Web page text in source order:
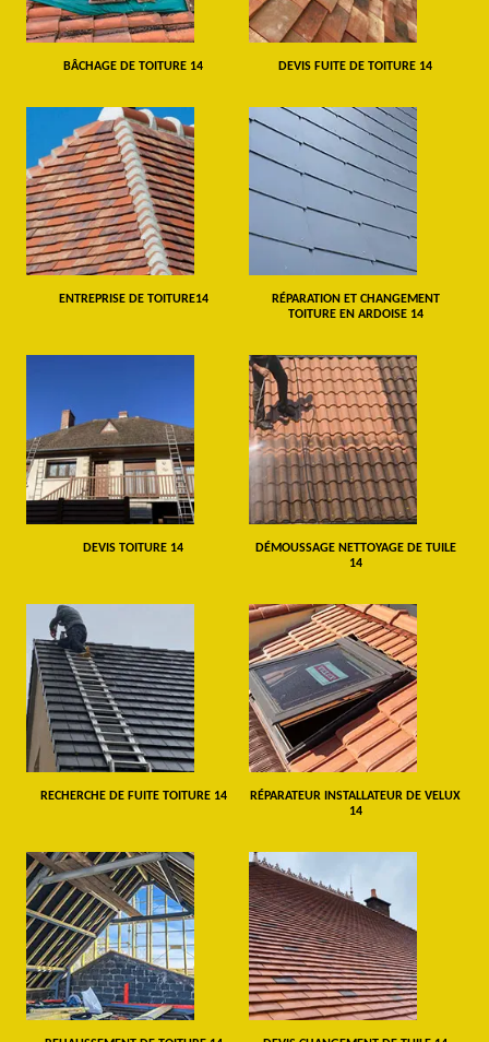
BÂCHAGE DE TOITURE 14 DEVIS FUITE DE TOITURE 14
ENTREPRISE DE TOITURE14
RÉPARATION ET CHANGEMENT
TOITURE EN ARDOISE 14
DEVIS TOITURE 14
DÉMOUSSAGE NETTOYAGE DE TUILE
14
RECHERCHE DE FUITE TOITURE 14
RÉPARATEUR INSTALLATEUR DE VELUX
14